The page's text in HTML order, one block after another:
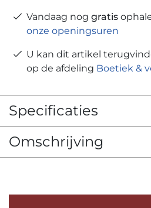
Vandaag nog gratis
onze openingsuren
U kan dit artikel
op de afdeling Boetiek &
Specificaties
Omschrijving